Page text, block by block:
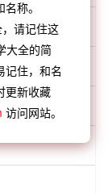
称。
请记住这
大全的简
记住，和名
更新收藏
访问网站。